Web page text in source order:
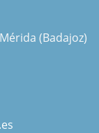
(Badajoz)